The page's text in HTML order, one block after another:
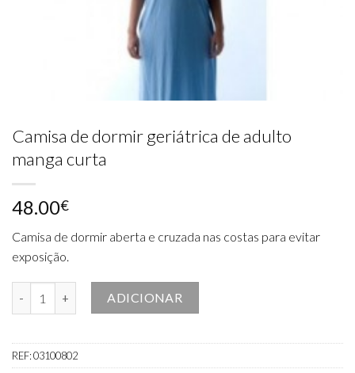
Camisa de dormir geriátrica de adulto
manga curta
48.00€
Camisa de dormir aberta e cruzada nas costas para evitar
exposição.
Quantidade de Camisa de dormir geriátrica de adulto manga curta
ADICIONAR
REF:03100802